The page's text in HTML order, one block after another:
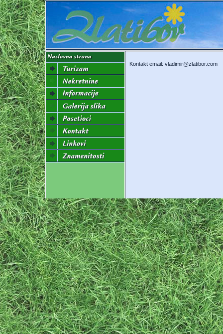
Kontakt email: vladimir@zlatibor.com